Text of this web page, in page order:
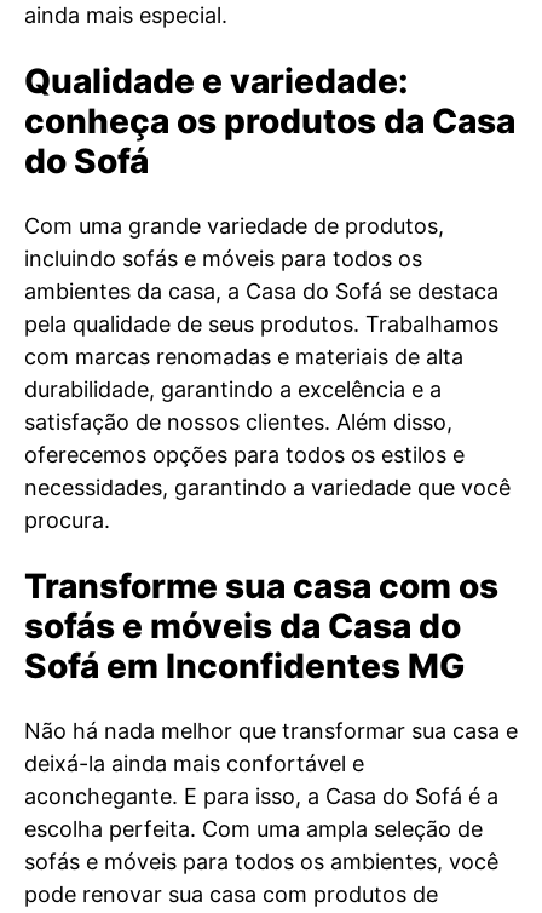
ainda mais especial.
Qualidade e variedade:
conheça os produtos da Casa
do Sofá
Com uma grande variedade de produtos,
incluindo sofás e móveis para todos os
ambientes da casa, a Casa do Sofá se destaca
pela qualidade de seus produtos. Trabalhamos
com marcas renomadas e materiais de alta
durabilidade, garantindo a excelência e a
satisfação de nossos clientes. Além disso,
oferecemos opções para todos os estilos e
necessidades, garantindo a variedade que você
procura.
Transforme sua casa com os
sofás e móveis da Casa do
Sofá em Inconfidentes MG
Não há nada melhor que transformar sua casa e
deixá-la ainda mais confortável e
aconchegante. E para isso, a Casa do Sofá é a
escolha perfeita. Com uma ampla seleção de
sofás e móveis para todos os ambientes, você
pode renovar sua casa com produtos de